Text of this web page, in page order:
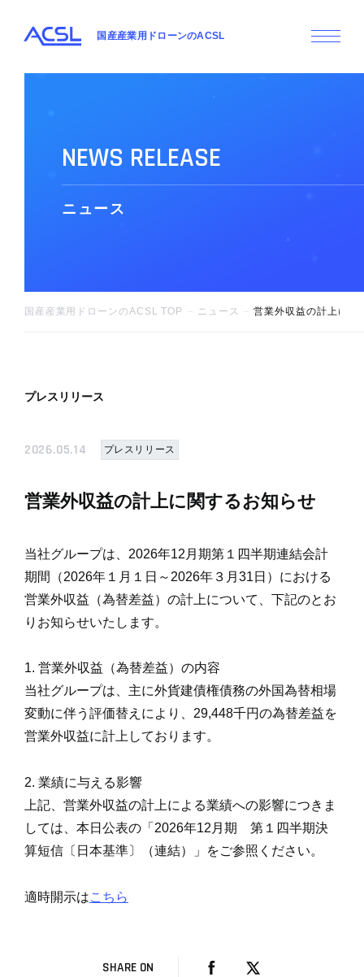
国産産業用ドローンのACSL
NEWS RELEASE
ニ ュ ー ス
国産産業用ドローンのACSL TOP ニュース 営業外収益の計上に関
プレスリリース
2026.05.14 プレスリリース
営業外収益の計上に関するお知らせ
当社グループは、2026年12月期第１四半期連結会計
期間（2026年１月１日～2026年３月31日）における
営業外収益（為替差益）の計上について、下記のとお
りお知らせいたします。
1. 営業外収益（為替差益）の内容
当社グループは、主に外貨建債権債務の外国為替相場
変動に伴う評価替えにより、29,448千円の為替差益を
営業外収益に計上しております。
2. 業績に与える影響
上記、営業外収益の計上による業績への影響につきま
しては、本日公表の「2026年12月期 第１四半期決
算短信〔日本基準〕（連結）」をご参照ください。
適時開示はこちら
SHARE ON